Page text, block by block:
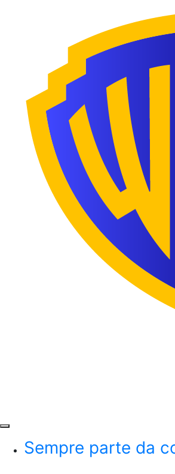
Sempre parte da